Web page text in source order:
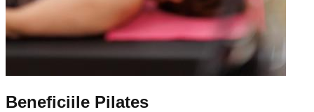
Beneficiile Pilates